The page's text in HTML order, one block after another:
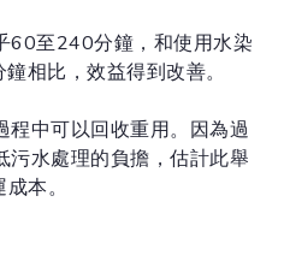
60至240分鐘，和使用水染
相比，效益得到改善。
程中可以回收重用。因為過
污水處理的負擔，估計此舉
本。